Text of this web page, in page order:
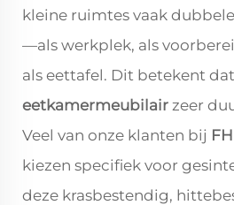
kleine ruimtes vaak
—als werkplek, als
als eettafel. Dit betekent
eetkamermeubilair zeer
Veel van onze klanten bij
kiezen specifiek voor
deze krasbestendig,